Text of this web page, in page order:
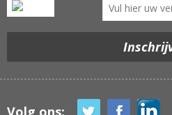
Volg ons: